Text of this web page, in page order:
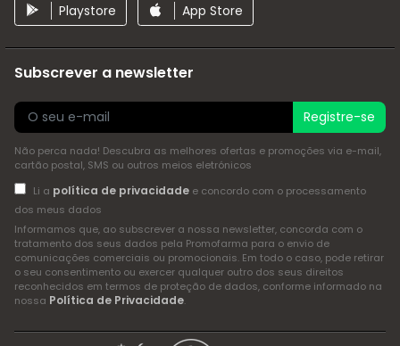
Playstore App Store
Subscrever a newsletter
Registre-se
Não perca nada! Descubra as melhores ofertas e promoções via e-mail,
cartão postal, SMS ou outros meios eletrónicos
Li a política de privacidadee concordo com o processamento
dos meus dados
Informamos que, ao subscrever a nossa newsletter, concorda com o
tratamento dos seus dados pela Promofarma para o envio de
comunicações comerciais ou promocionais. Em todo o caso, pode retirar
o seu consentimento ou exercer qualquer outro dos seus direitos
reconhecidos em termos de proteção de dados, conforme informado na
nossa Política de Privacidade.